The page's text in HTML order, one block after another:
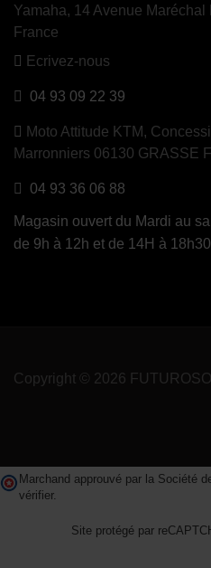
Yamaha, 14 Avenue
France
Ecrivez-nous
04 93 09 22 39
Moto Attitude KTM,
Marronniers 06130 GRASSE
04 93 36 06 88
Magasin ouvert du Mardi au
de 9h à 12h et de 14H à 18h30
Copyright © 2026
Marchand approuvé par la Société
vérifier.
Site protégé par